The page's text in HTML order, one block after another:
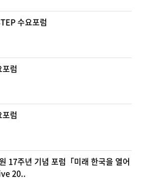
수요포럼
럼
럼
17주년 기념 포럼「미래 한국을 열어
20..